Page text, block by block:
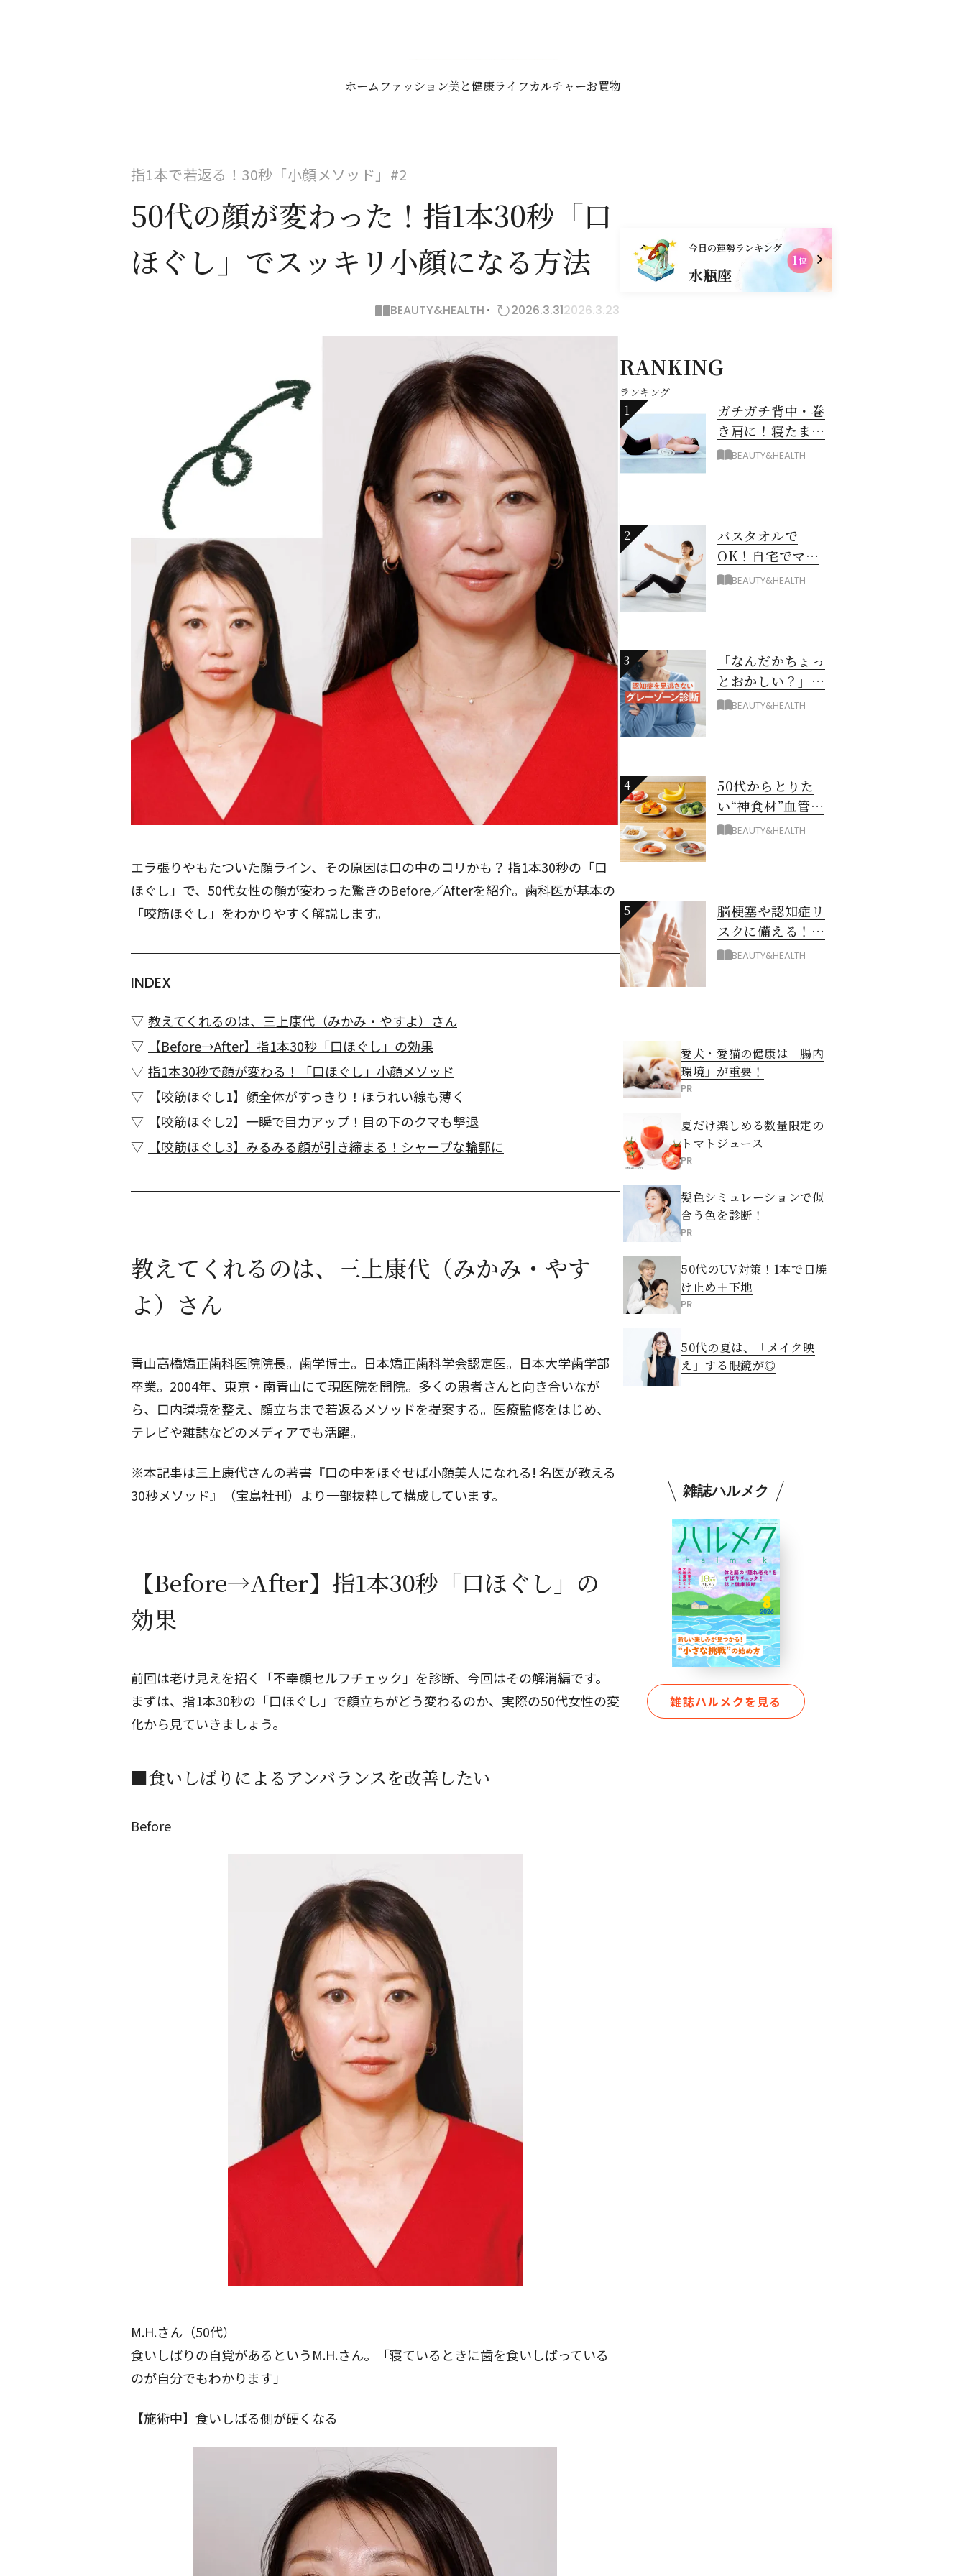
ホーム ファッション美と健康ライフカルチャーお買物
指1本で若返る！30秒「小顔メソッド」#2
50代の顔が変わった！指1本30秒「口
ほぐし」でスッキリ小顔になる方法
BEAUTY&HEALTH 2026.3.312026.3.23
エラ張りやもたついた顔ライン、その原因は口の中のコリかも？ 指1本30秒の「口
ほぐし」で、50代女性の顔が変わった驚きのBefore／Afterを紹介。歯科医が基本の
「咬筋ほぐし」をわかりやすく解説します。
INDEX
教えてくれるのは、三上康代（みかみ・やすよ）さん
【Before→After】指1本30秒「口ほぐし」の効果
指1本30秒で顔が変わる！「口ほぐし」小顔メソッド
【咬筋ほぐし1】顔全体がすっきり！ほうれい線も薄く
【咬筋ほぐし2】一瞬で目力アップ！目の下のクマも撃退
【咬筋ほぐし3】みるみる顔が引き締まる！シャープな輪郭に
教えてくれるのは、三上康代（みかみ・やす
よ）さん
青山高橋矯正歯科医院院長。歯学博士。日本矯正歯科学会認定医。日本大学歯学部
卒業。2004年、東京・南青山にて現医院を開院。多くの患者さんと向き合いなが
ら、口内環境を整え、顔立ちまで若返るメソッドを提案する。医療監修をはじめ、
テレビや雑誌などのメディアでも活躍。
※本記事は三上康代さんの著書『口の中をほぐせば小顔美人になれる! 名医が教える
30秒メソッド』（宝島社刊）より一部抜粋して構成しています。
【Before→After】指1本30秒「口ほぐし」の
効果
前回は老け見えを招く「不幸顔セルフチェック」を診断、今回はその解消編です。
まずは、指1本30秒の「口ほぐし」で顔立ちがどう変わるのか、実際の50代女性の変
化から見ていきましょう。
■食いしばりによるアンバランスを改善したい
Before
M.H.さん（50代）
食いしばりの自覚があるというM.H.さん。「寝ているときに歯を食いしばっている
のが自分でもわかります」
【施術中】食いしばる側が硬くなる
今日の運勢ランキング
水瓶座
乙女座
2位
RANKING
ランキング
1
ガチガチ背中・巻
き肩に！寝たまま
バスタオル「おう
BEAUTY&HEALTH
2
バスタオルで
OK！自宅でマシ
ン級に骨から整え
BEAUTY&HEALTH
3
「なんだかちょっ
とおかしい？」を
見逃さない！ 認知
BEAUTY&HEALTH
4
50代からとりた
い“神食材”血管と
脳を若々しく保つ
BEAUTY&HEALTH
5
脳梗塞や認知症リ
スクに備える！ゴ
ースト血管を復活
BEAUTY&HEALTH
愛犬・愛猫の健康は「腸内
環境」が重要！
PR
夏だけ楽しめる数量限定の
トマトジュース
PR
髪色シミュレーションで似
合う色を診断！
PR
50代のUV対策！1本で日焼
け止め＋下地
PR
50代の夏は、「メイク映
え」する眼鏡が◎
雑誌ハルメク
雑誌ハルメクを見る